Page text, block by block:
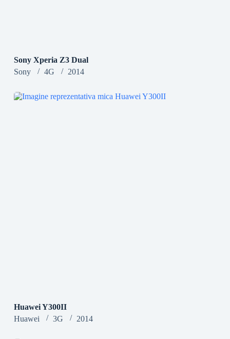
Sony Xperia Z3 Dual
Sony
4G 2014
Huawei Y300II
Huawei
3G 2014